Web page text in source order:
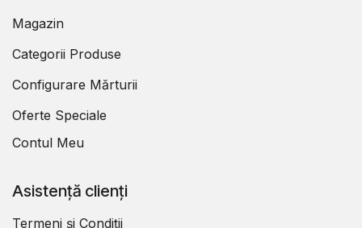
Magazin
Categorii Produse
Configurare Mărturii
Oferte Speciale
Contul Meu
Asistență clienți
Termeni și Condiții